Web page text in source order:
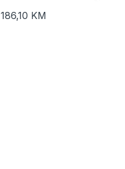
186,10 KM